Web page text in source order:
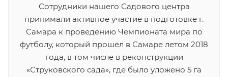
Сотрудники нашего Садового центра
принимали активное участие в подготовке г.
Самара к проведению Чемпионата мира по
футболу, который прошел в Самаре летом 2018
года, в том числе в реконструкции
«Струковского сада», где было уложено 5 га